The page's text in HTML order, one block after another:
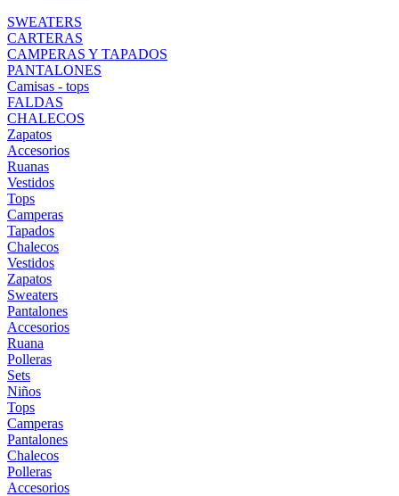
SWEATERS
CARTERAS
CAMPERAS Y TAPADOS
PANTALONES
Camisas - tops
FALDAS
CHALECOS
Zapatos
Accesorios
Ruanas
Vestidos
Tops
Camperas
Tapados
Chalecos
Vestidos
Zapatos
Sweaters
Pantalones
Accesorios
Ruana
Polleras
Sets
Niños
Tops
Camperas
Pantalones
Chalecos
Polleras
Accesorios